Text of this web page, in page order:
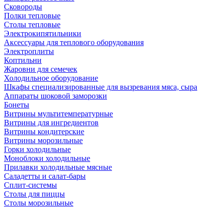
Сковороды
Полки тепловые
Столы тепловые
Электрокипятильники
Аксессуары для теплового оборудования
Электроплиты
Коптильни
Жаровни для семечек
Холодильное оборудование
Шкафы специализированные для вызревания мяса, сыра
Аппараты шоковой заморозки
Бонеты
Витрины мультитемпературные
Витрины для ингредиентов
Витрины кондитерские
Витрины морозильные
Горки холодильные
Моноблоки холодильные
Прилавки холодильные мясные
Саладетты и салат-бары
Сплит-системы
Столы для пиццы
Столы морозильные